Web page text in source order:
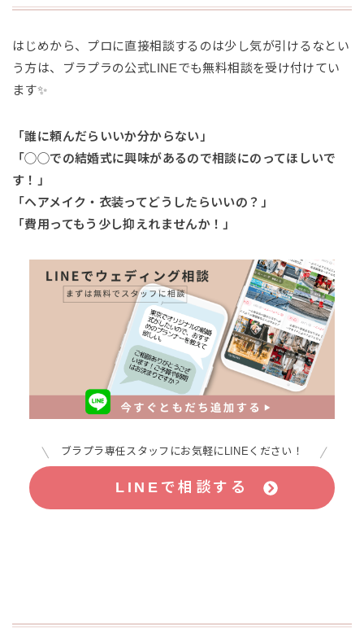
はじめから、プロに直接相談するのは少し気が引けるなとい
う方は、ブラプラの公式LINEでも無料相談を受け付けてい
ます✨
「誰に頼んだらいいか分からない」
「◯◯での結婚式に興味があるので相談にのってほしいで
す！」
「ヘアメイク・衣装ってどうしたらいいの？」
「費用ってもう少し抑えれませんか！」
ブラプラ専任スタッフにお気軽にLINEください！
LINEで相談する